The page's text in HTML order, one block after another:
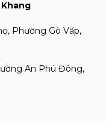
Phường Gò Vấp,
An Phú Đông,